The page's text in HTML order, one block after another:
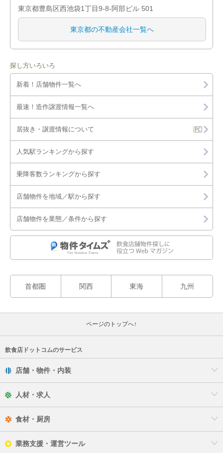
東京都豊島区西池袋1丁目9-8-阿部ビル 501
東京都の不動産会社一覧へ
探し方いろいろ
新着！店舗物件一覧へ
最速！造作譲渡情報一覧へ
居抜き・譲渡情報について
人気駅ランキングから探す
乗降客数ランキングから探す
店舗物件を地域／駅から探す
店舗物件を業態／条件から探す
首都圏 関西 東海 九州
ページのトップへ↑
飲食店ドットコムのサービス
店舗・物件・内装
人材・求人
食材・厨房
業務支援・運営ツール